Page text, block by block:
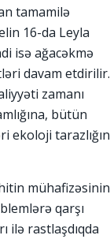
tamamilə
16-da Leyla
isə ağacəkmə
davam etdirilir.
zamanı
bütün
ekoloji tarazlığın
mühafizəsinin
qarşı
ilə rastlaşdıqda